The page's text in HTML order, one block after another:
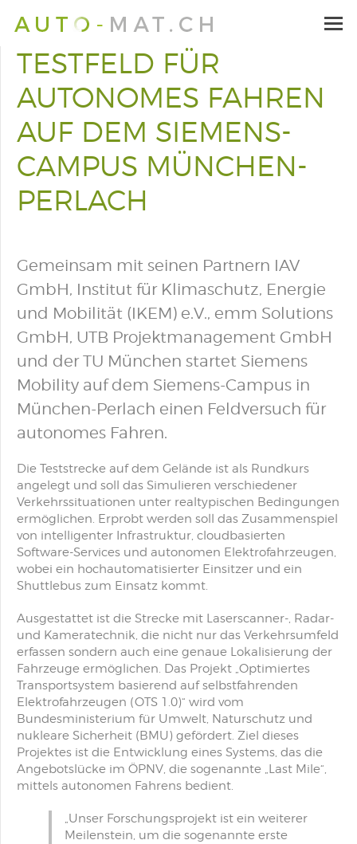
TESTFELD FÜR
AUTONOMES FAHREN
AUF DEM SIEMENS-
CAMPUS MÜNCHEN-
PERLACH
Gemeinsam mit seinen Partnern IAV
GmbH, Institut für Klimaschutz, Energie
und Mobilität (IKEM) e.V., emm Solutions
GmbH, UTB Projektmanagement GmbH
und der TU München startet Siemens
Mobility auf dem Siemens-Campus in
München-Perlach einen Feldversuch für
autonomes Fahren.
Die Teststrecke auf dem Gelände ist als Rundkurs
angelegt und soll das Simulieren verschiedener
Verkehrssituationen unter realtypischen Bedingungen
ermöglichen. Erprobt werden soll das Zusammenspiel
von intelligenter Infrastruktur, cloudbasierten
Software-Services und autonomen Elektrofahrzeugen,
wobei ein hochautomatisierter Einsitzer und ein
Shuttlebus zum Einsatz kommt.
Ausgestattet ist die Strecke mit Laserscanner-, Radar-
und Kameratechnik, die nicht nur das Verkehrsumfeld
erfassen sondern auch eine genaue Lokalisierung der
Fahrzeuge ermöglichen. Das Projekt „Optimiertes
Transportsystem basierend auf selbstfahrenden
Elektrofahrzeugen (OTS 1.0)“ wird vom
Bundesministerium für Umwelt, Naturschutz und
nukleare Sicherheit (BMU) gefördert. Ziel dieses
Projektes ist die Entwicklung eines Systems, das die
Angebotslücke im ÖPNV, die sogenannte „Last Mile“,
mittels autonomen Fahrens bedient.
„Unser Forschungsprojekt ist ein weiterer
Meilenstein, um die sogenannte erste